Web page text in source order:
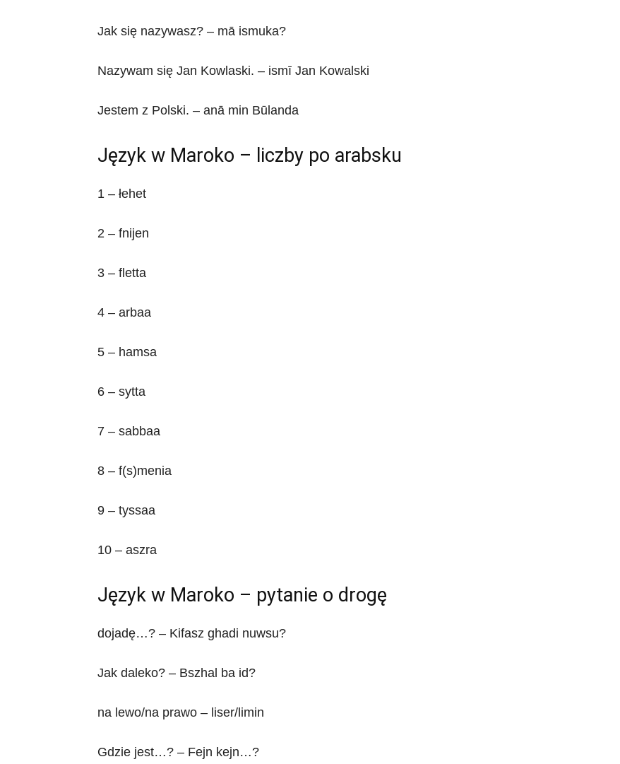
Jak się nazywasz? – mā ismuka?
Nazywam się Jan Kowlaski. – ismī Jan Kowalski
Jestem z Polski. – anā min Būlanda
Język w Maroko – liczby po arabsku
1 – łehet
2 – fnijen
3 – fletta
4 – arbaa
5 – hamsa
6 – sytta
7 – sabbaa
8 – f(s)menia
9 – tyssaa
10 – aszra
Język w Maroko – pytanie o drogę
dojadę…? – Kifasz ghadi nuwsu?
Jak daleko? – Bszhal ba id?
na lewo/na prawo – liser/limin
Gdzie jest…? – Fejn kejn…?